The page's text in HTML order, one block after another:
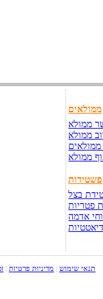
ממולאים
ממולא
ממולא
ממולא
פשטידות
בצל
פטריות
אדמה
תנאי שימוש מדיניות פרטיות